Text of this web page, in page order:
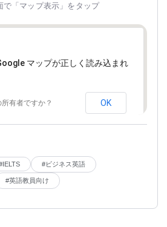
「マップ表示」をタップ
マップが正しく読み込まれ
有者ですか？ OK
#ビジネス英語
#英語教員向け